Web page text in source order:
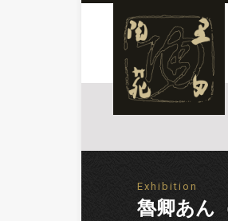
Exhibition
魯卿あん